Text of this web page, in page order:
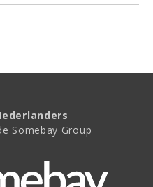
Somebay Group